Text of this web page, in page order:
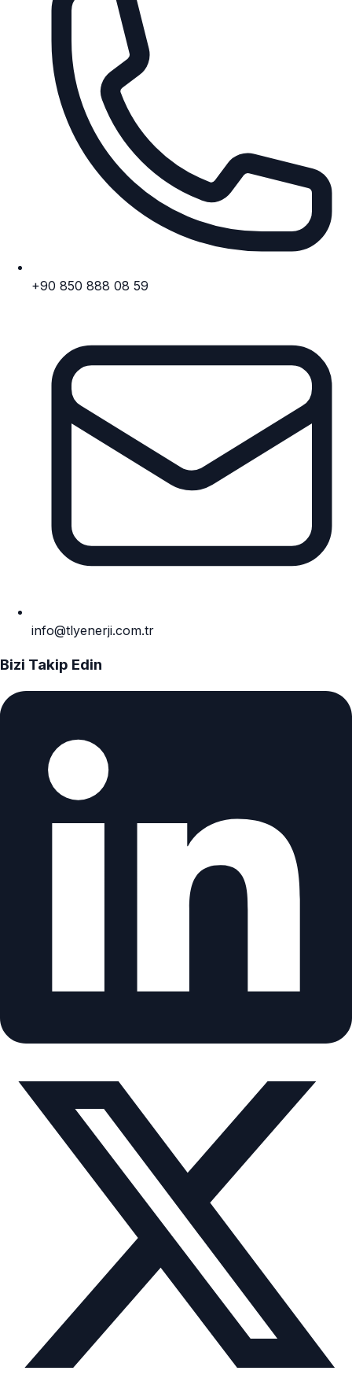
+90 850 888 08 59
info@tlyenerji.com.tr
Bizi Takip Edin